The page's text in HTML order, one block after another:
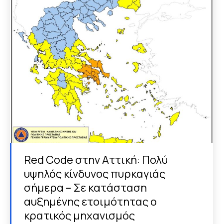
Red Code στην Αττική: Πολύ
υψηλός κίνδυνος πυρκαγιάς
σήμερα – Σε κατάσταση
αυξημένης ετοιμότητας ο
κρατικός μηχανισμός